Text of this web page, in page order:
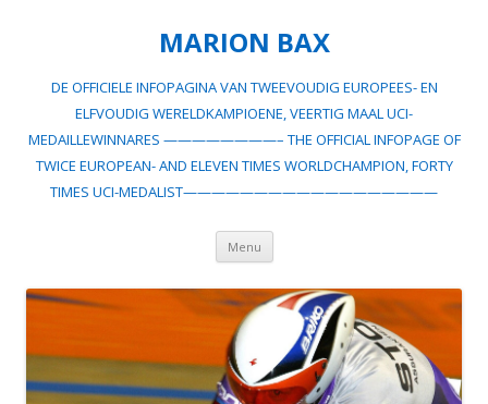
MARION BAX
DE OFFICIELE INFOPAGINA VAN TWEEVOUDIG EUROPEES- EN
ELFVOUDIG WERELDKAMPIOENE, VEERTIG MAAL UCI-
MEDAILLEWINNARES ————————– THE OFFICIAL INFOPAGE OF
TWICE EUROPEAN- AND ELEVEN TIMES WORLDCHAMPION, FORTY
TIMES UCI-MEDALIST——————————————————
Menu Spring
inhoud